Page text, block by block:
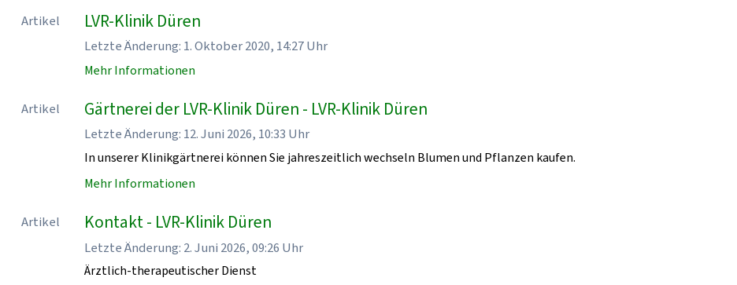
Artikel LVR-Klinik Düren
Letzte Änderung: 1. Oktober 2020, 14:27 Uhr
Mehr Informationen
Artikel Gärtnerei der LVR-Klinik Düren - LVR-Klinik Düren
Letzte Änderung: 12. Juni 2026, 10:33 Uhr
In unserer Klinikgärtnerei können Sie jahreszeitlich wechseln Blumen und Pflanzen kaufen.
Mehr Informationen
Artikel Kontakt - LVR-Klinik Düren
Letzte Änderung: 2. Juni 2026, 09:26 Uhr
Ärztlich-therapeutischer Dienst